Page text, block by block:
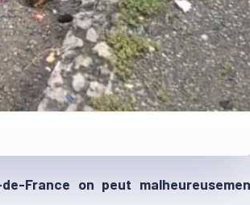
France on peut